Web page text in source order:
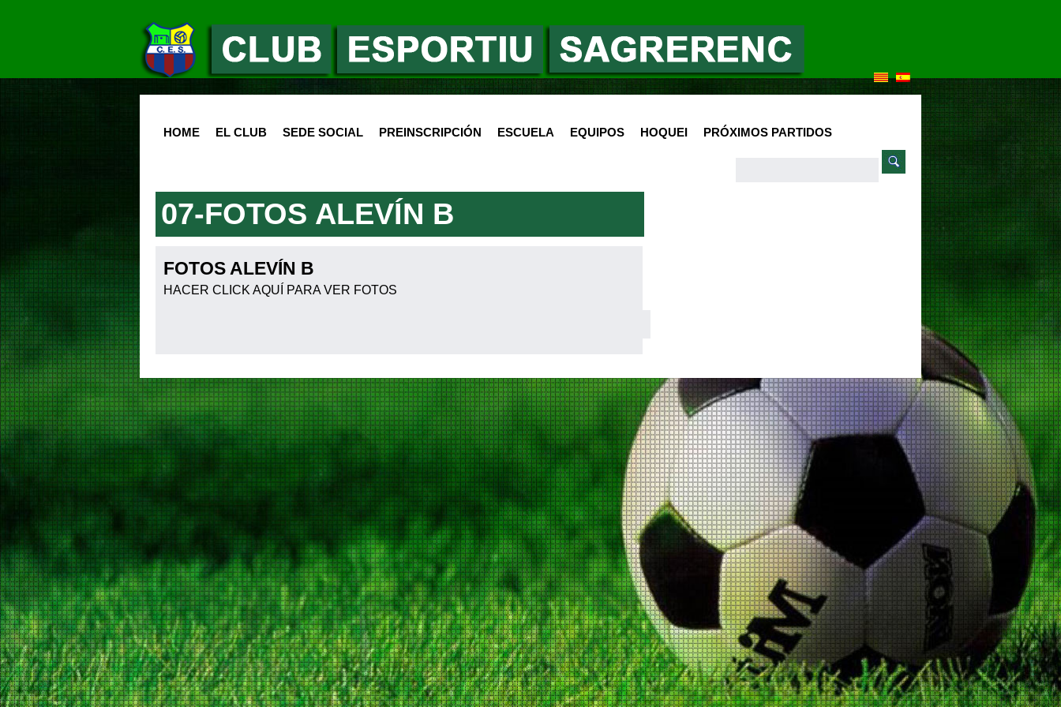
HOME EL CLUB SEDE SOCIAL PREINSCRIPCIÓN ESCUELA EQUIPOS HOQUEI PRÓXIMOS PARTIDOS
07-FOTOS ALEVÍN B
FOTOS ALEVÍN B
HACER CLICK AQUÍ PARA VER FOTOS